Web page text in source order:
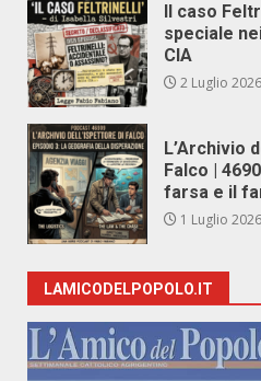
Il caso
speciale
CIA
2 Luglio 2026
L’Archivio
Falco |
farsa e il
1 Luglio 2026
LAMICODELPOPOLO.IT